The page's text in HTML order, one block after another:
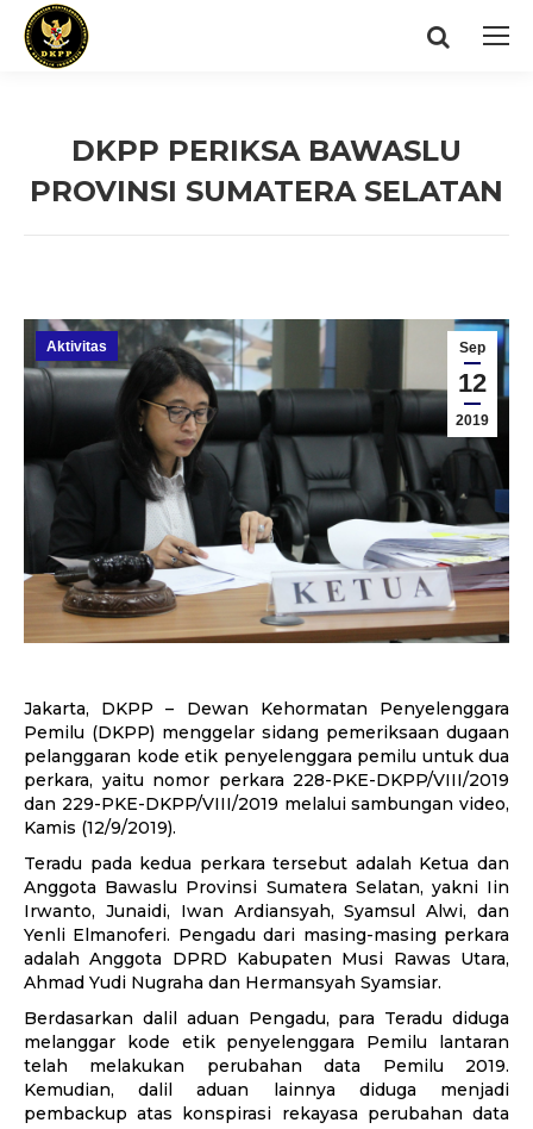
Search:
DKPP PERIKSA BAWASLU
PROVINSI SUMATERA SELATAN
Sep
12
2019
Aktivitas
Jakarta, DKPP – Dewan Kehormatan Penyelenggara
Pemilu (DKPP) menggelar sidang pemeriksaan dugaan
pelanggaran kode etik penyelenggara pemilu untuk dua
perkara, yaitu nomor perkara 228-PKE-DKPP/VIII/2019
dan 229-PKE-DKPP/VIII/2019 melalui sambungan video,
Kamis (12/9/2019).
Teradu pada kedua perkara tersebut adalah Ketua dan
Anggota Bawaslu Provinsi Sumatera Selatan, yakni Iin
Irwanto, Junaidi, Iwan Ardiansyah, Syamsul Alwi, dan
Yenli Elmanoferi. Pengadu dari masing-masing perkara
adalah Anggota DPRD Kabupaten Musi Rawas Utara,
Ahmad Yudi Nugraha dan Hermansyah Syamsiar.
Berdasarkan dalil aduan Pengadu, para Teradu diduga
melanggar kode etik penyelenggara Pemilu lantaran
telah melakukan perubahan data Pemilu 2019.
Kemudian, dalil aduan lainnya diduga menjadi
pembackup atas konspirasi rekayasa perubahan data